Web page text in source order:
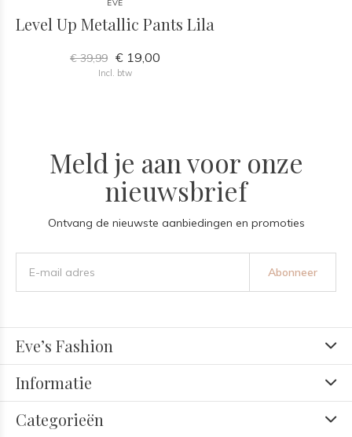
EVE
Level Up Metallic Pants Lila
€ 39,99 € 19,00
Incl. btw
Meld je aan voor onze
nieuwsbrief
Ontvang de nieuwste aanbiedingen en promoties
Abonneer
Eve’s Fashion
Informatie
Categorieën